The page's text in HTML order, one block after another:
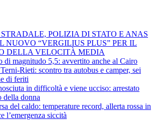
POLIZIA DI STATO E ANAS
NUOVO “VERGILIUS PLUS” PER IL
DELLA VELOCITÀ MEDIA
di magnitudo 5,5: avvertito anche al Cairo
Rieti: scontro tra autobus e camper, sei
di feriti
in difficoltà e viene ucciso: arrestato
della donna
del caldo: temperature record, allerta rossa in
l’emergenza siccità